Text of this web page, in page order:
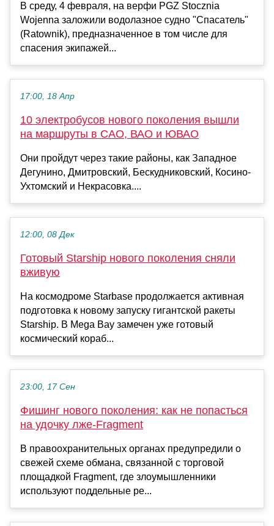
В среду, 4 февраля, на верфи PGZ Stocznia
Wojenna заложили водолазное судно "Спасатель"
(Ratownik), предназначенное в том числе для
спасения экипажей...
17:00, 18 Апр
10 электробусов нового поколения вышли
на маршруты в САО, ВАО и ЮВАО
Они пройдут через такие районы, как Западное
Дегунино, Дмитровский, Бескудниковский, Косино-
Ухтомский и Некрасовка....
12:00, 08 Дек
Готовый Starship нового поколения сняли
вживую
На космодроме Starbase продолжается активная
подготовка к новому запуску гигантской ракеты
Starship. В Mega Bay замечен уже готовый
космический кораб...
23:00, 17 Сен
Фишинг нового поколения: как не попасться
на удочку лже-Fragment
В правоохранительных органах предупредили о
свежей схеме обмана, связанной с торговой
площадкой Fragment, где злоумышленники
используют поддельные ре...